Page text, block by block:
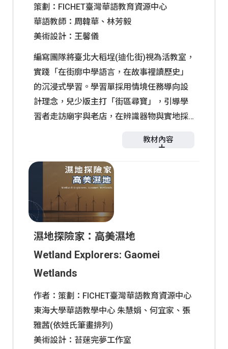
驚豔臺灣學華語podcast
策劃：FICHET臺灣華語教育資源中心
華語教師：周韓華、林芳毅
美術設計：王馨儀
編寫團隊將臺北大稻埕(迪化街)視為活教室，
實踐「在街廓中學語言，在故事裡讀歷史」
的沉浸式學習。學習單採用情境任務導向設
計理念，兒少版主打「街區尋寶」，引導學
習者走訪廟宇與老店，在辨識器物與實地採
展開「時光對話」，透過古今街景對照與走
訪百年老店，在精進語言之餘同步培養深度
社會觀察，不僅是堂華語課，更是一場文化
與歷史連結的深度探索。
教材內容
學習單
兒少版(初中
級)
成人版(初中
級)
濕地探險家：高美濕地
Wetland Explorers: Gaomei
Wetlands
作者：策劃：FICHET臺灣華語教育資源中心
東海大學華語教學中心 朱慧娟、何宜家、張
雅茜(依姓氏筆畫排列)
美術設計：苔蒾完夢工作室